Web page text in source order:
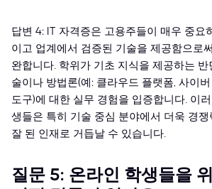
답변 4: IT 자격증은 고용주들이 매우 중요
이고 업계에서 검증된 기술을 제공함으로
완합니다. 학위가 기초 지식을 제공하는 반
술이나 방법론(예: 클라우드 플랫폼, 사이
도구)에 대한 실무 경험을 입증합니다. 이
생들은 특히 기술 중심 분야에서 더욱 경
잘 된 인재로 거듭날 수 있습니다.
질문 5: 온라인 학생들을